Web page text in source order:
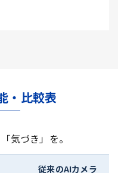
・比較表
気づき」を。
従来のAIカメラ